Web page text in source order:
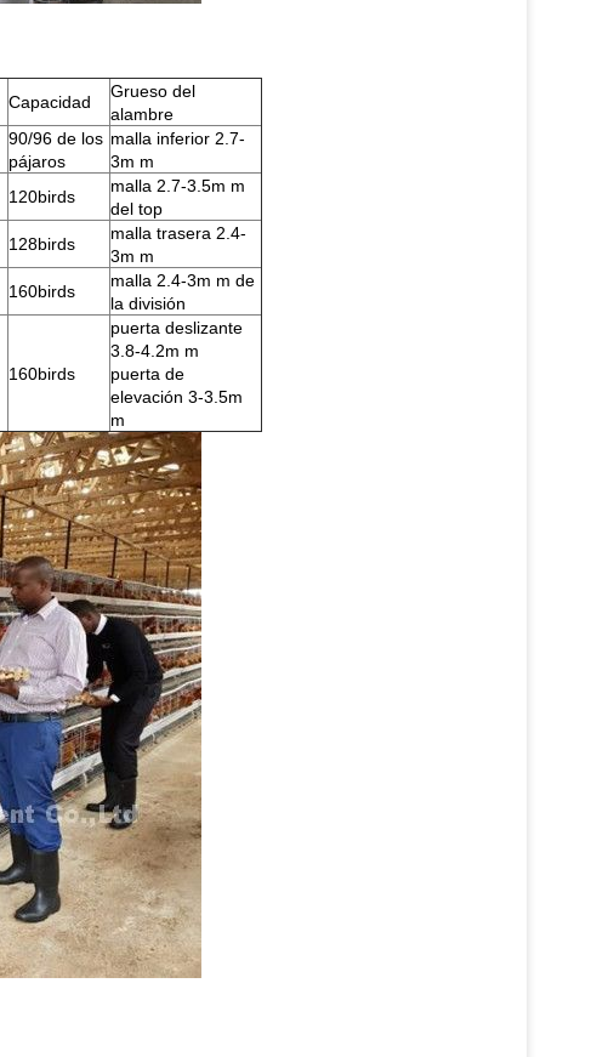
Capacidad
Grueso del
alambre
90/96 de los
pájaros
malla inferior 2.7-
3m m
120birds
malla 2.7-3.5m m
del top
128birds
malla trasera 2.4-
3m m
160birds
malla 2.4-3m m de
la división
160birds
puerta deslizante
3.8-4.2m m
puerta de
elevación 3-3.5m
m